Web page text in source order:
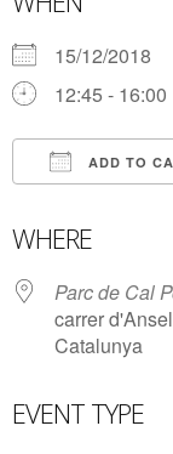
15/12/2018
12:45 - 16:00
ADD TO
WHERE
Parc de Cal
carrer
Catalunya
EVENT TYPE